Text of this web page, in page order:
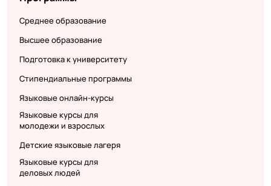
Среднее образование
Высшее образование
Подготовка к университету
Стипендиальные программы
Языковые онлайн-курсы
Языковые курсы для
молодежи и взрослых
Детские языковые лагеря
Языковые курсы для
деловых людей